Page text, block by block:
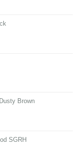
Brown
SGRH